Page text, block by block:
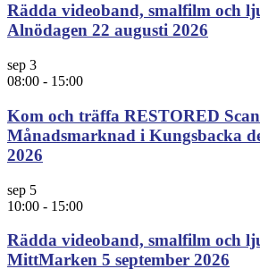
Rädda videoband, smalfilm och
Alnödagen 22 augusti 2026
sep 3
08:00 - 15:00
Kom och träffa RESTORED
Månadsmarknad i Kungsbacka
2026
sep 5
10:00 - 15:00
Rädda videoband, smalfilm och
MittMarken 5 september 2026